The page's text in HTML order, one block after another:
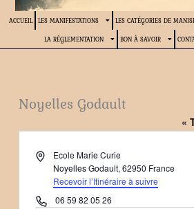
ACCUEIL LES MANIFESTATIONS LES CATÉGORIES DE
LA RÉGLEMENTATION BON À SAVOIR
Noyelles Godault
«
AdresseEcole Marie Curie
Noyelles Godault, 62950 France
Recevoir l’Itinéraire à suivre
Téléphone06 59 82 05 26